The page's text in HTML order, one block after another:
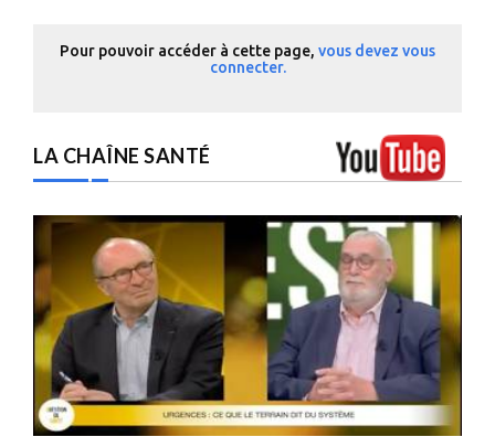
Pour pouvoir accéder à cette page, vous devez vous
connecter.
LA CHAÎNE SANTÉ